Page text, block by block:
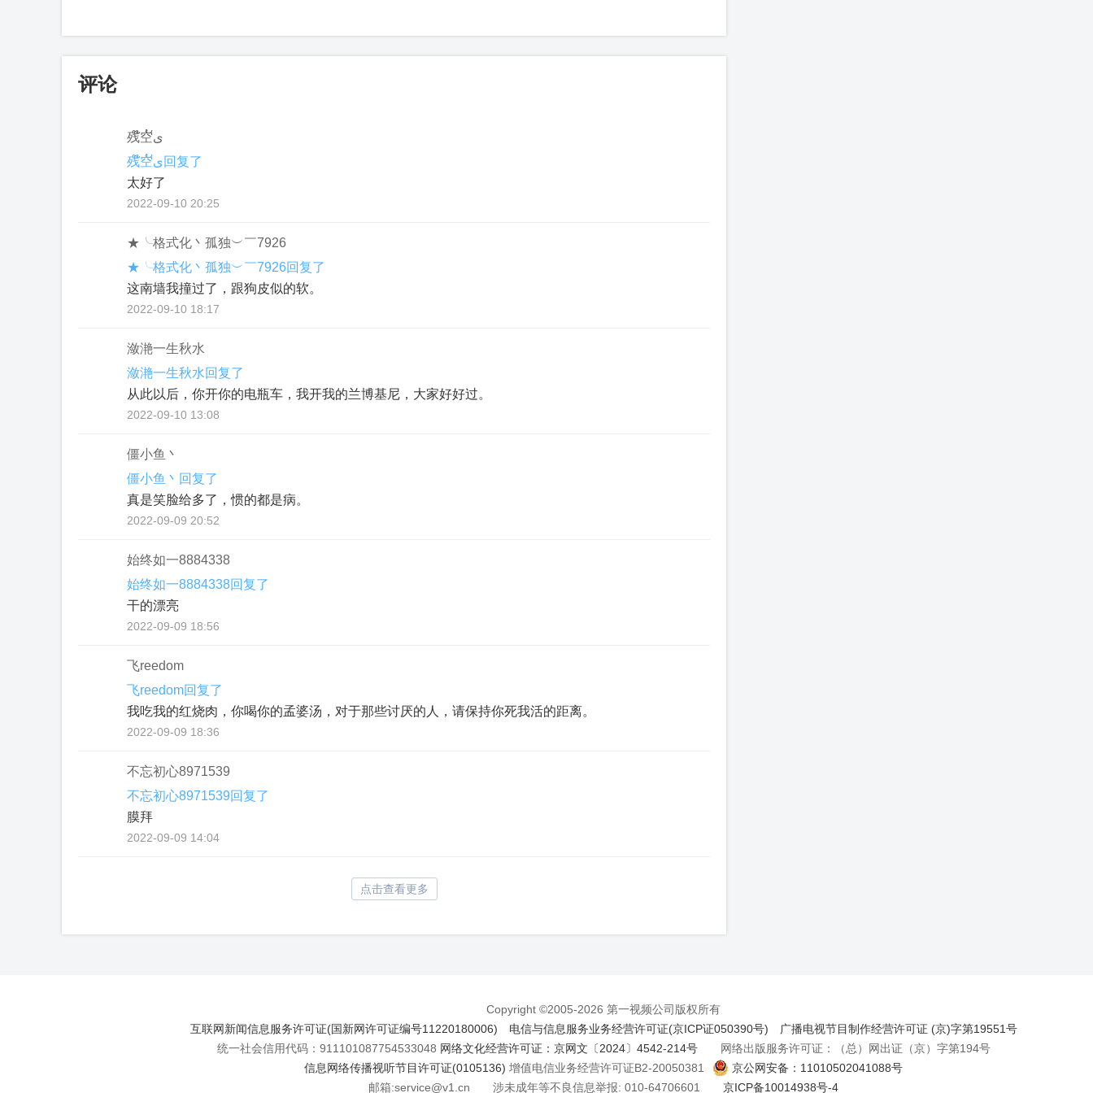
评论
残໊空້ى
残໊空້ى回复了
太好了
2022-09-10 20:25
★╰格式化丶孤独︶￣7926
★╰格式化丶孤独︶￣7926回复了
这南墙我撞过了，跟狗皮似的软。
2022-09-10 18:17
潋滟一生秋水
潋滟一生秋水回复了
从此以后，你开你的电瓶车，我开我的兰博基尼，大家好好过。
2022-09-10 13:08
僵小鱼丶
僵小鱼丶回复了
真是笑脸给多了，惯的都是病。
2022-09-09 20:52
始终如一8884338
始终如一8884338回复了
干的漂亮
2022-09-09 18:56
飞reedom
飞reedom回复了
我吃我的红烧肉，你喝你的孟婆汤，对于那些讨厌的人，请保持你死我活的距离。
2022-09-09 18:36
不忘初心8971539
不忘初心8971539回复了
膜拜
2022-09-09 14:04
点击查看更多
Copyright ©2005-2026 第一视频公司版权所有
互联网新闻信息服务许可证(国新网许可证编号11220180006)
电信与信息服务业务经营许可证(京ICP证050390号)
广播电视节目制作经营许可证 (京)字第19551号
统一社会信用代码：911101087754533048 网络文化经营许可证：京网文〔2024〕4542-214号网络出版服务许可证：（总）网出证（京）字第194号
信息网络传播视听节目许可证(0105136) 增值电信业务经营许可证B2-20050381
京公网安备：11010502041088号
邮箱:service@v1.cn 涉未成年等不良信息举报: 010-64706601 京ICP备10014938号-4